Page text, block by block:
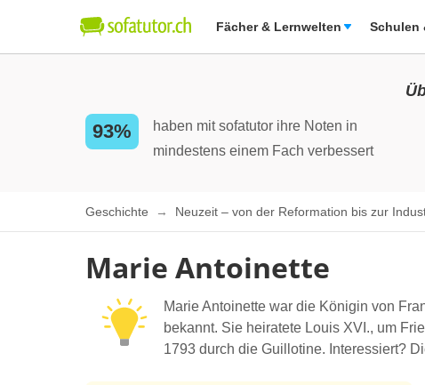
Fächer & Lernwelten Schulen
93%
haben mit sofatutor ihre Noten in
mindestens einem Fach verbessert
Geschichte Neuzeit – von der Reformation bis zur
Marie Antoinette
Marie Antoinette war die Königin von
bekannt. Sie heiratete Louis XVI., um
1793 durch die Guillotine. Interessiert?